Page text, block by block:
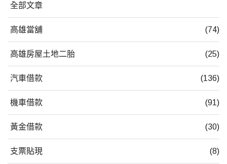
全部文章
高雄當舖 (74)
高雄房屋土地二胎 (25)
汽車借款 (136)
機車借款 (91)
黃金借款 (30)
支票貼現 (8)